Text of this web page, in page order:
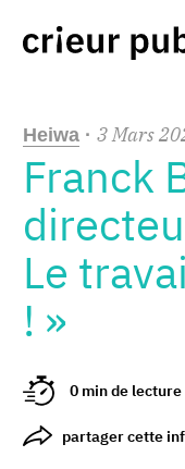
Heiwa · 3Mars
Franck
Le
! »
0 min de lecture
partager cette